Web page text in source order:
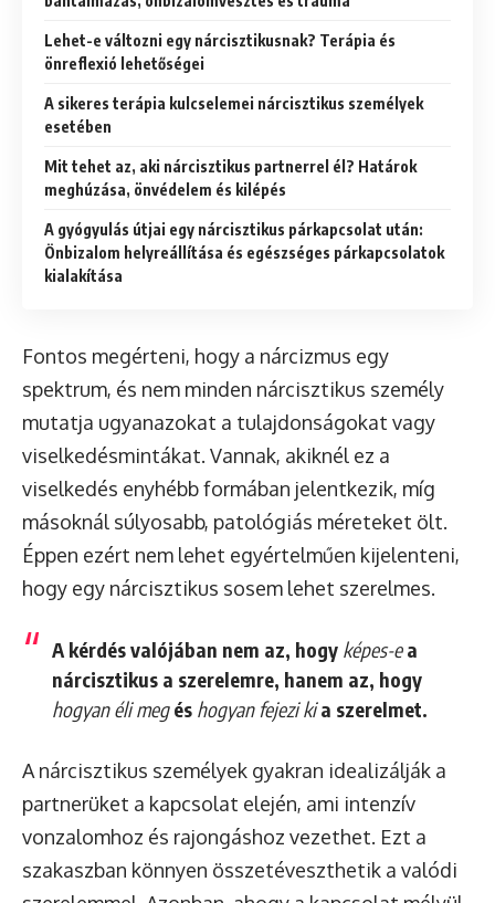
Lehet-e változni egy nárcisztikusnak? Terápia és
önreflexió lehetőségei
A sikeres terápia kulcselemei nárcisztikus személyek
esetében
Mit tehet az, aki nárcisztikus partnerrel él? Határok
meghúzása, önvédelem és kilépés
A gyógyulás útjai egy nárcisztikus párkapcsolat után:
Önbizalom helyreállítása és egészséges párkapcsolatok
kialakítása
Fontos megérteni, hogy a nárcizmus egy
spektrum, és nem minden nárcisztikus személy
mutatja ugyanazokat a tulajdonságokat vagy
viselkedésmintákat. Vannak, akiknél ez a
viselkedés enyhébb formában jelentkezik, míg
másoknál súlyosabb, patológiás méreteket ölt.
Éppen ezért nem lehet egyértelműen kijelenteni,
hogy egy nárcisztikus sosem lehet szerelmes.
A kérdés valójában nem az, hogy képes-ea
nárcisztikus a szerelemre, hanem az, hogy
hogyan éli megés hogyan fejezi kia szerelmet.
A nárcisztikus személyek gyakran idealizálják a
partnerüket a kapcsolat elején, ami intenzív
vonzalomhoz és rajongáshoz vezethet. Ezt a
szakaszban könnyen összetéveszthetik a valódi